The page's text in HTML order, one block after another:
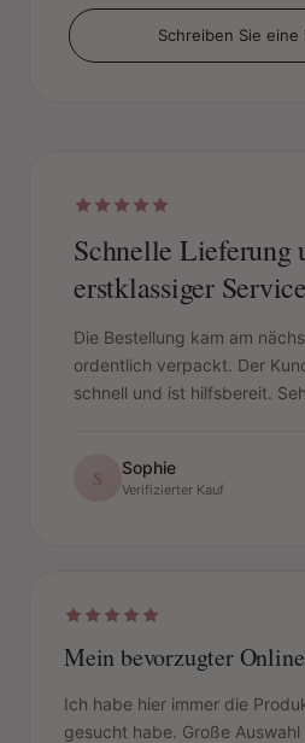
Schreiben Sie eine
Schnelle Lieferung
erstklassiger Service
Die Bestellung kam am
ordentlich verpackt. Der
schnell und ist hilfsbereit.
S Sophie
Verifizierter Kauf
Mein bevorzugter
Ich habe hier immer die
gesucht habe. Große